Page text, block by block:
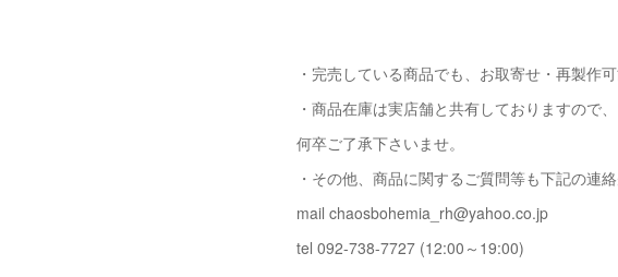
・完売している商品でも、お取寄せ・再製作
・商品在庫は実店舗と共有しておりますので
何卒ご了承下さいませ。
・その他、商品に関するご質問等も下記の連
mail chaosbohemia_rh@yahoo.co.jp
tel 092-738-7727 (12:00～19:00)